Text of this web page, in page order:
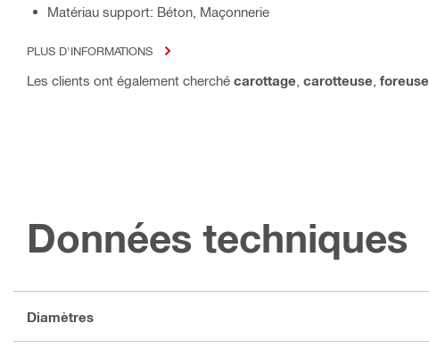
Matériau support: Béton, Maçonnerie
PLUS D'INFORMATIONS
Les clients ont également cherché carottage carotteuse foreuse
Données techniques
Diamètres